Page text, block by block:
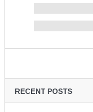
संविधानसभाबाट
प्रचण्ड
RECENT POSTS